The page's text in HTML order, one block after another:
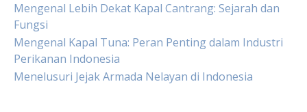
Mengenal Lebih Dekat Kapal Cantrang: Sejarah dan
Fungsi
Mengenal Kapal Tuna: Peran Penting dalam Industri
Perikanan Indonesia
Menelusuri Jejak Armada Nelayan di Indonesia